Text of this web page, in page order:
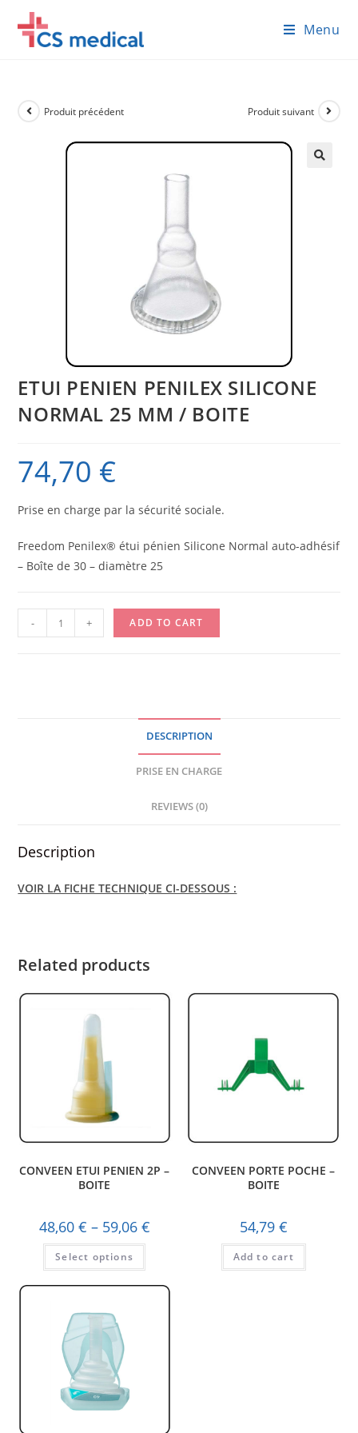
content
Menu
Produit précédent Produit suivant
ETUI PENIEN PENILEX SILICONE
NORMAL 25 MM / BOITE
74,70 €
Prise en charge par la sécurité sociale.
Freedom Penilex® étui pénien Silicone Normal auto-adhésif
– Boîte de 30 – diamètre 25
PENIEN
- + ADD TO CART
DESCRIPTION
PRISE EN CHARGE
REVIEWS (0)
Description
VOIR LA FICHE TECHNIQUE CI-DESSOUS :
Related products
CONVEEN ETUI PENIEN 2P –
BOITE
48,60 € – 59,06 €
Select options
CONVEEN PORTE POCHE –
BOITE
54,79 €
Add to cart